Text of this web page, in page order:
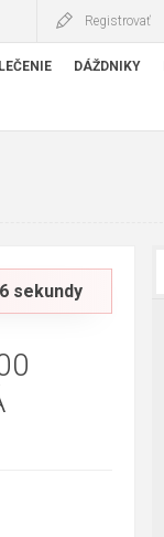
Registrovať
DÁŽDNIKY
sekundy